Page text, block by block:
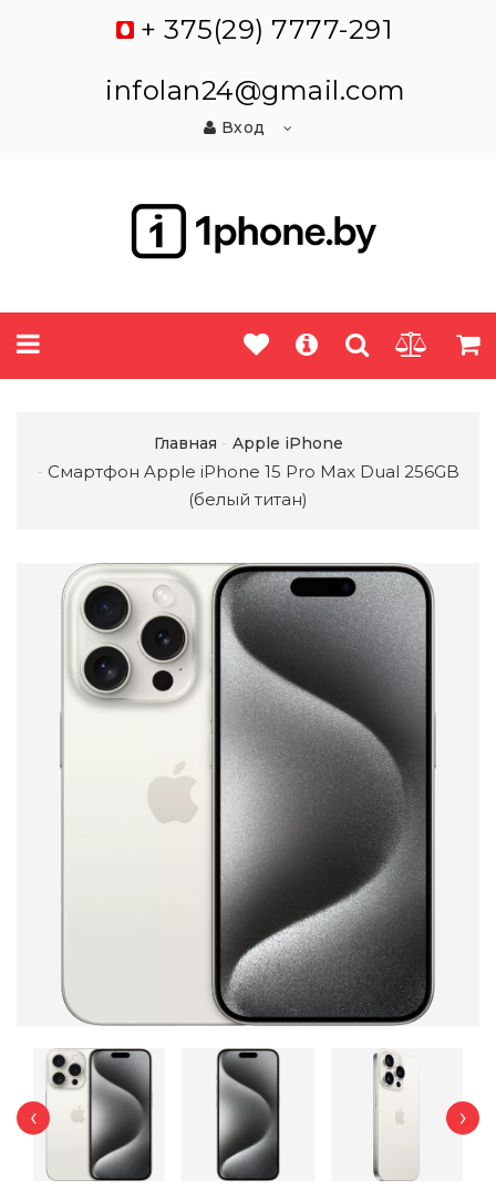
+ 375(29) 7777-291
infolan24@gmail.com
Вход
Главная Apple iPhone
Смартфон Apple iPhone 15 Pro Max Dual 256GB
(белый титан)
‹ ›